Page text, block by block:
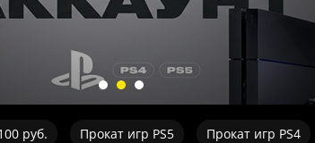
руб. Прокат игр PS5 Прокат игр PS4